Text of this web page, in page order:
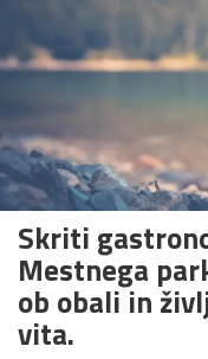
Skriti
Mestnega
ob obali in
vita.